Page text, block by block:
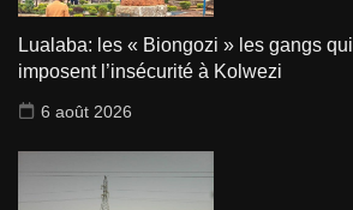
Lualaba: les « Biongozi » les gangs qui
imposent l’insécurité à Kolwezi
6 août 2026